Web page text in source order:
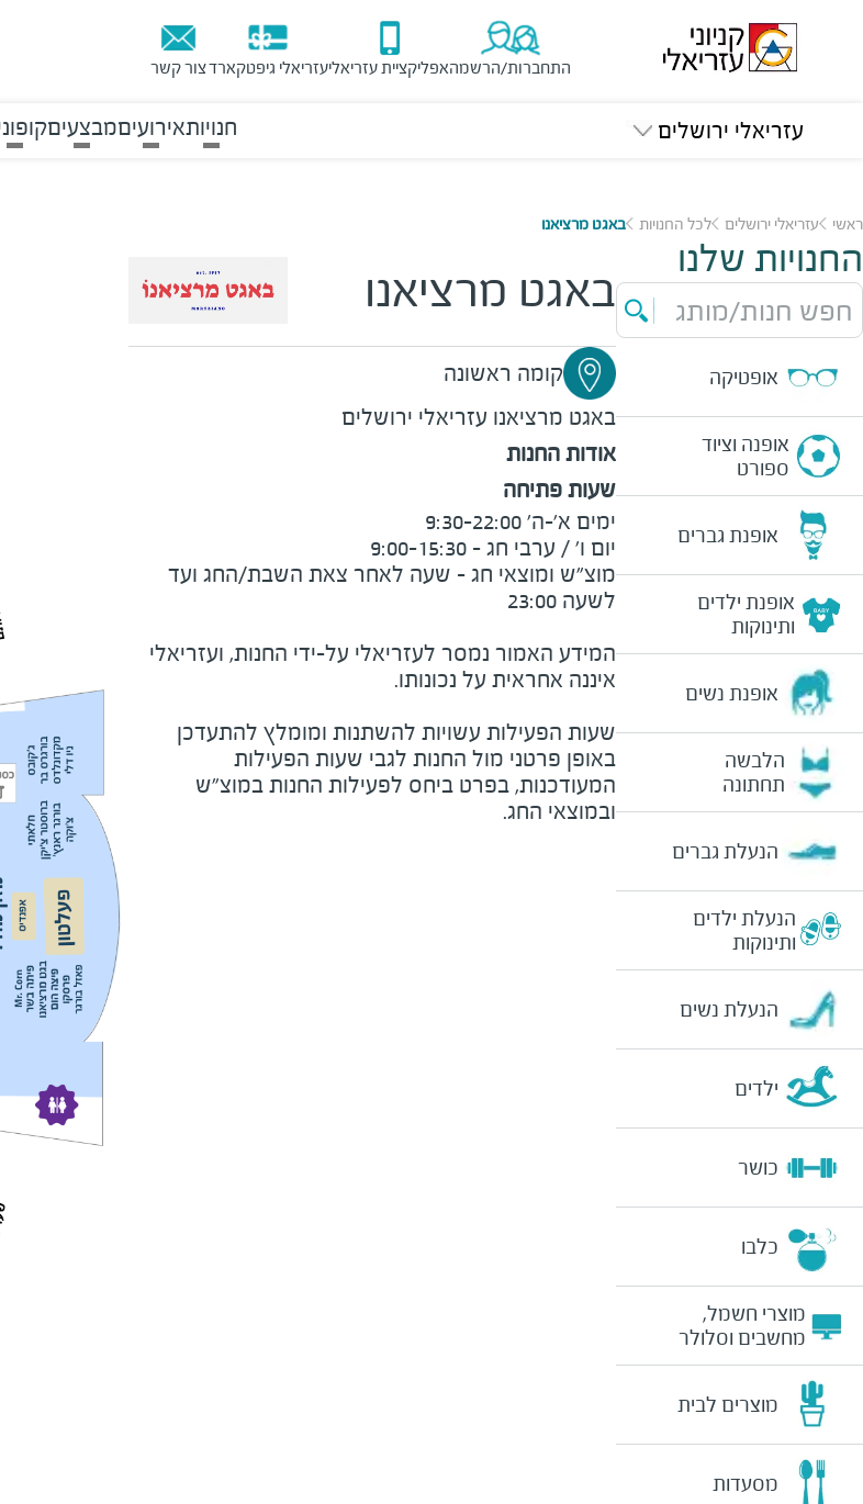
התחברות/הרשמהאפליקציית עזריאליעזריאלי גיפטקארדצור קשר
עזריאלי ירושלים חנויותאירועיםמבצעים
ראשי עזריאלי ירושלים לכל החנויות באגט מרציאנו
החנויות שלנו
חפש חנות/מותג
אופטיקה
אופנה וציוד
ספורט
אופנת גברים
אופנת ילדים
ותינוקות
אופנת נשים
הלבשה
תחתונה
הנעלת גברים
הנעלת ילדים
ותינוקות
הנעלת נשים
ילדים
כושר
כלבו
מוצרי חשמל,
מחשבים וסלולר
מוצרים לבית
מסעדות
באגט מרציאנו
קומה ראשונה
באגט מרציאנו עזריאלי ירושלים
אודות החנות
שעות פתיחה
המידע האמור נמסר לעזריאלי על-ידי החנות, ועזריאלי
שעות הפעילות עשויות להשתנות ומומלץ להתעדכן
באופן פרטני מול החנות לגבי שעות הפעילות
המעודכנות, בפרט ביחס לפעילות החנות במוצ"ש
ובמוצאי החג.